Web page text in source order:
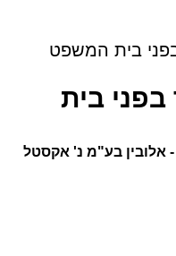
בית המשפט
בית
21740-03-14 ס.ה.ל. - אלובין בע"מ נ' אקסטל